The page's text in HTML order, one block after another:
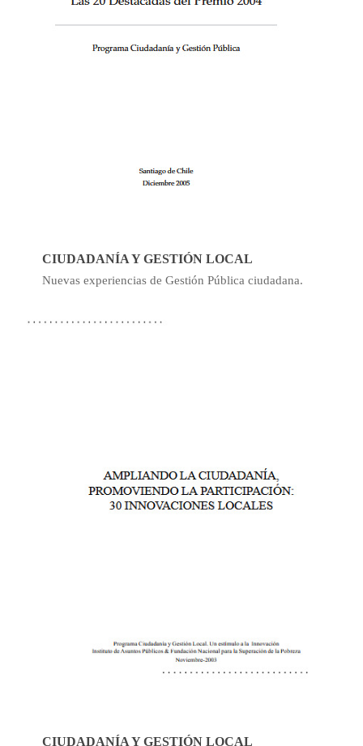
CIUDADANÍA Y GESTIÓN LOCAL
Nuevas experiencias de Gestión Pública ciudadana.
CIUDADANÍA Y GESTIÓN LOCAL